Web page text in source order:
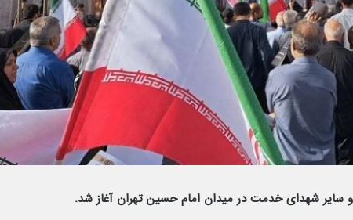
سایر شهدای خدمت در میدان امام حسین تهران آغاز شد.